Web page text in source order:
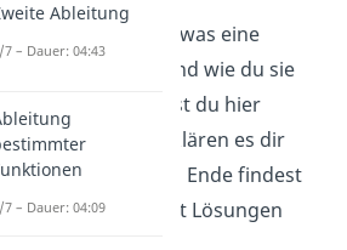
möchtest wissen, was eine
ist und wie du sie
Dann bist du hier
richtig. Wir erklären es dir
für Schritt. Am Ende findest
auch Aufgaben mit Lösungen
Ableitung
7 – Dauer: 04:43
7 – Dauer: 04:09